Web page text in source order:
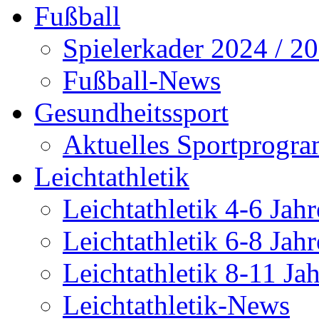
Fußball
Spielerkader 2024 /
Fußball-News
Gesundheitssport
Aktuelles
Leichtathletik
Leichtathletik 4-6
Leichtathletik 6-8
Leichtathletik 8-11
Leichtathletik-News